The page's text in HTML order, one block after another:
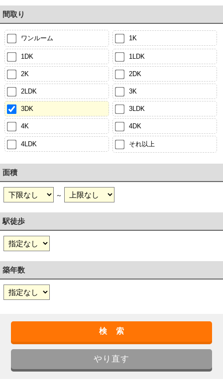
間取り
ワンルーム 1K
1DK 1LDK
2K 2DK
2LDK 3K
3DK 3LDK
4K 4DK
4LDK それ以上
面積
～
駅徒歩
築年数